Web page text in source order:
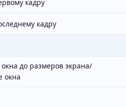
кадру
кадру
до размеров экрана/
окна